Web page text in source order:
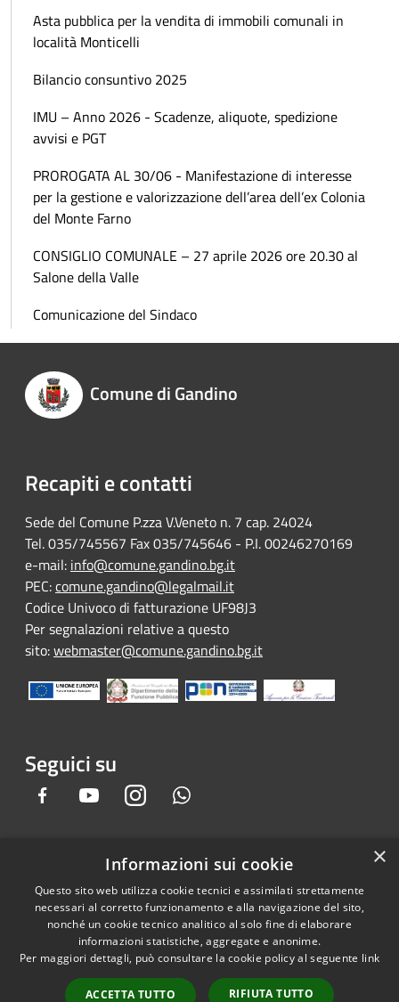
Asta pubblica per la vendita di immobili comunali in
località Monticelli
Bilancio consuntivo 2025
IMU – Anno 2026 - Scadenze, aliquote, spedizione
avvisi e PGT
PROROGATA AL 30/06 - Manifestazione di interesse
per la gestione e valorizzazione dell’area dell’ex Colonia
del Monte Farno
CONSIGLIO COMUNALE – 27 aprile 2026 ore 20.30 al
Salone della Valle
Comunicazione del Sindaco
Comune di Gandino
Recapiti e contatti
Sede del Comune P.zza V.Veneto n. 7 cap. 24024
Tel. 035/745567 Fax 035/745646 - P.I. 00246270169
e-mail: info@comune.gandino.bg.it
PEC:comune.gandino@legalmail.it
Codice Univoco di fatturazione UF98J3
Per segnalazioni relative a questo
sito:webmaster@comune.gandino.bg.it
Seguici su
Facebook YoutubeInstagram
Accessibilità
Privacy
Mappa del sito
Gandino • Powered by
Municipium•Accesso
redazione
×
Informazioni sui cookie
Questo sito web utilizza cookie tecnici e assimilati strettamente
necessari al corretto funzionamento e alla navigazione del sito,
nonché un cookie tecnico analitico al solo fine di elaborare
informazioni statistiche, aggregate e anonime.
Per maggiori dettagli, può consultare la cookie policy al seguente link
ACCETTA TUTTO RIFIUTA TUTTO